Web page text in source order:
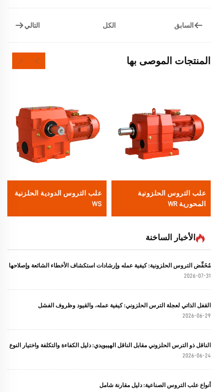
السابق الكل التالي
المنتجات الموصى بها
علب التروس الحلزونية
المحورية WR
علب التروس الدودية الحلزنية
WS
الأخبار الساخنة
مُخَفِّض التروس الحلزونية: كيفية عمله وإرشادات استكشاف الأخطاء الشائعة وإصلاحها
2026-07-31
القفل الذاتي لعجلة الترس الحلزوني: كيفية عمله، والقيود وظروف الفشل
2026-06-29
الناقل ذو الترس الحلزوني مقابل الناقل الهيبويدي: دليل الكفاءة والتكلفة واختيار النوع
2026-06-24
أنواع علب التروس الصناعية: دليل مقارنة شامل